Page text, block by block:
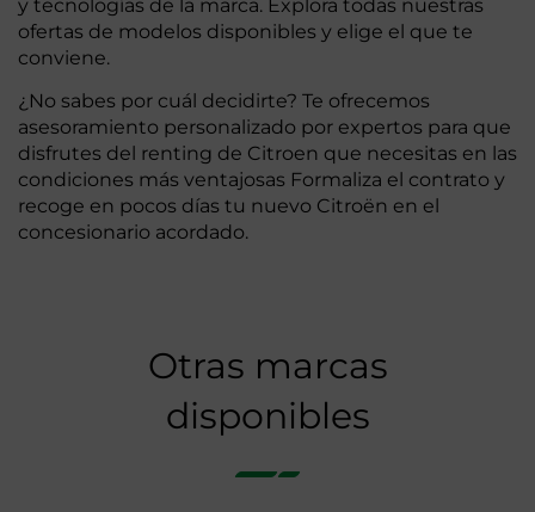
y tecnologías de la marca. Explora todas nuestras
ofertas de modelos disponibles y elige el que te
conviene.
¿No sabes por cuál decidirte? Te ofrecemos
asesoramiento personalizado por expertos para que
disfrutes del renting de Citroen que necesitas en las
condiciones más ventajosas Formaliza el contrato y
recoge en pocos días tu nuevo Citroën en el
concesionario acordado.
Otras marcas
disponibles